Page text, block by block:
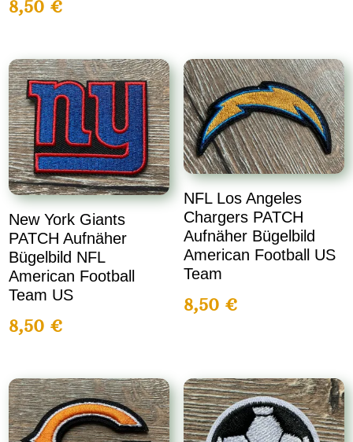
8,50 €
New York Giants
PATCH Aufnäher
Bügelbild NFL
American Football
Team US
8,50 €
NFL Los Angeles
Chargers PATCH
Aufnäher Bügelbild
American Football US
Team
8,50 €